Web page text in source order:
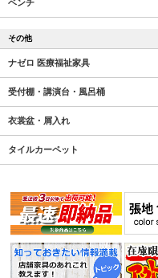
ベンチ
その他
ナゼロ 医療福祉家具
受付棚・講演台・風呂桶
衣裳盆・屑入れ
タイルカーペット